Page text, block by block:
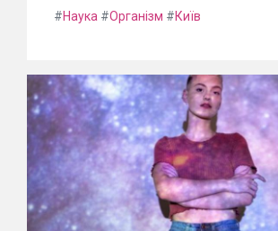
#Наука #Організм #Київ